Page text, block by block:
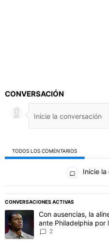
CONVERSACIÓN
TODOS LOS COMENTARIOS
Todos los comentarios
Inicie la